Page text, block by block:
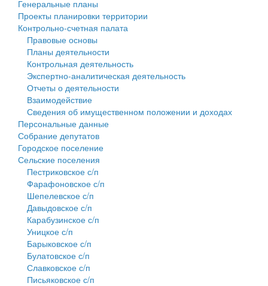
Проекты планировки территории
Собрание депутатов
Городское поселение
Сельские поселения
Генеральные планы
Проекты планировки территории
Контрольно-счетная палата
Правовые основы
Планы деятельности
Контрольная деятельность
Экспертно-аналитическая деятельность
Отчеты о деятельности
Взаимодействие
Сведения об имущественном положении и доходах
Персональные данные
Собрание депутатов
Городское поселение
Сельские поселения
Пестриковское с/п
Фарафоновское с/п
Шепелевское с/п
Давыдовское с/п
Карабузинское с/п
Уницкое с/п
Барыковское с/п
Булатовское с/п
Славковское с/п
Письяковское с/п